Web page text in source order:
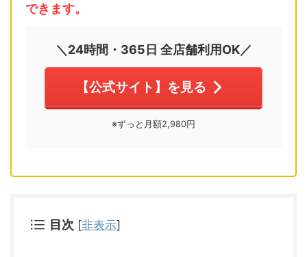
できます。
＼24時間・365日 全店舗利用OK／
【公式サイト】を見る
※ずっと月額2,980円
目次 [非表示]